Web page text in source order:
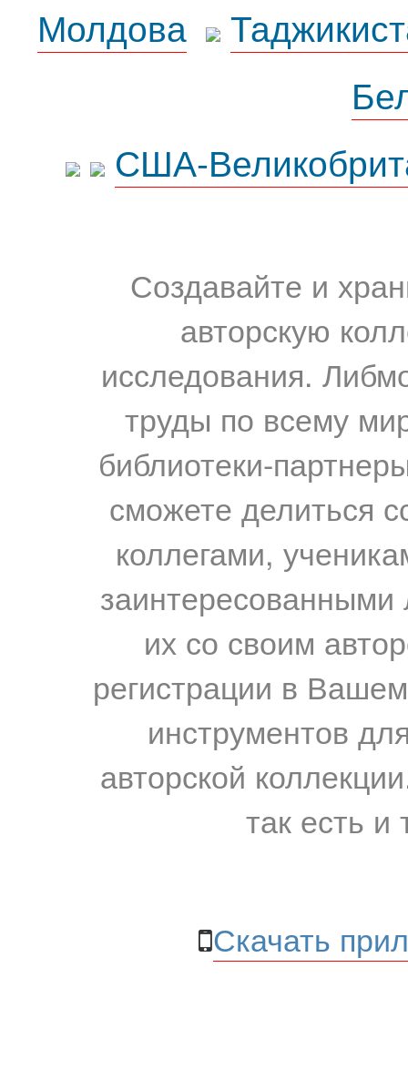
Молдова
США-
Создавайте и
авторскую
исследования.
труды по всему
библиотеки-
сможете делиться
коллегами,
их со своим
регистрации в
инструментов
авторской
так есть и
Скачать